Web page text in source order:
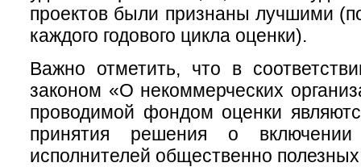
проектов были признаны лучшими
каждого годового цикла оценки).
Важно отметить, что в
законом «О некоммерческих
проводимой фондом оценки
принятия решения о
исполнителей общественно полезных